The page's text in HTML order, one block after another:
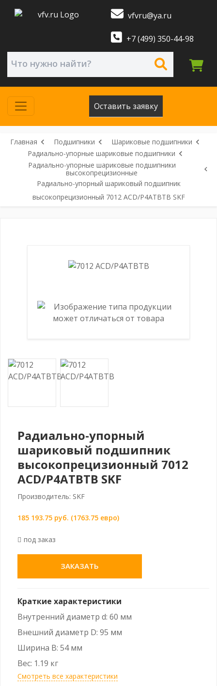
vfvru@ya.ru
+7 (499) 350-44-98
Оставить заявку
Главная Подшипники
Шариковые подшипники
Радиально-упорные шариковые подшипники
Радиально-упорные шариковые подшипники
высокопрецизионные
Радиально-упорный шариковый подшипник
высокопрецизионный 7012 ACD/P4ATBTB SKF
Радиально-упорный
шариковый подшипник
высокопрецизионный 7012
ACD/P4ATBTB SKF
Производитель: SKF
185 193.75 руб. (1763.75 евро)
под заказ
ЗАКАЗАТЬ
Краткие характеристики
Внутренний диаметр d: 60 мм
Внешний диаметр D: 95 мм
Ширина B: 54 мм
Вес: 1.19 кг
Смотреть все характеристики